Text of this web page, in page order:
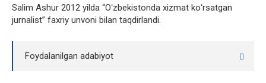
Salim Ashur 2012 yilda “Oʻzbekistonda xizmat koʻrsatgan
jurnalist” faxriy unvoni bilan taqdirlandi.
Foydalanilgan adabiyot